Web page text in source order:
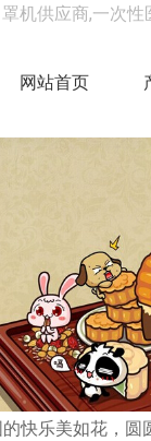
机供应商,一次
网站首页
快乐美如花，圆